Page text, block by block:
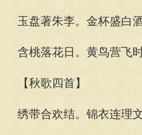
玉盘著朱李。金杯盛白酒
含桃落花日。黄鸟营飞时
【秋歌四首】
绣带合欢结。锦衣连理文